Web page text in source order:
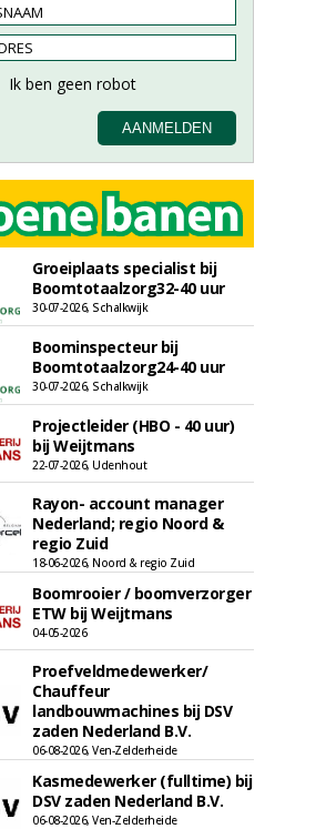
Groeiplaats specialist bij
Boomtotaalzorg32-40 uur
30-07-2026, Schalkwijk
Boominspecteur bij
Boomtotaalzorg24-40 uur
30-07-2026, Schalkwijk
Projectleider (HBO - 40 uur)
bij Weijtmans
22-07-2026, Udenhout
Rayon- account manager
Nederland; regio Noord &
regio Zuid
18-06-2026, Noord & regio Zuid
Boomrooier / boomverzorger
ETW bij Weijtmans
04-05-2026
Proefveldmedewerker/
Chauffeur
landbouwmachines bij DSV
zaden Nederland B.V.
06-08-2026, Ven-Zelderheide
Kasmedewerker (fulltime) bij
DSV zaden Nederland B.V.
06-08-2026, Ven-Zelderheide